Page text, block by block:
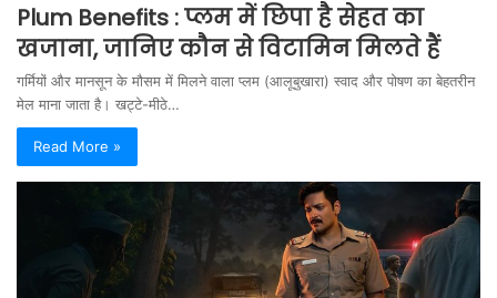
Plum Benefits : प्लम में छिपा है सेहत का
खजाना, जानिए कौन से विटामिन मिलते हैं
गर्मियों और मानसून के मौसम में मिलने वाला प्लम (आलूबुखारा) स्वाद और पोषण का बेहतरीन
मेल माना जाता है। खट्टे-मीठे…
Read More »